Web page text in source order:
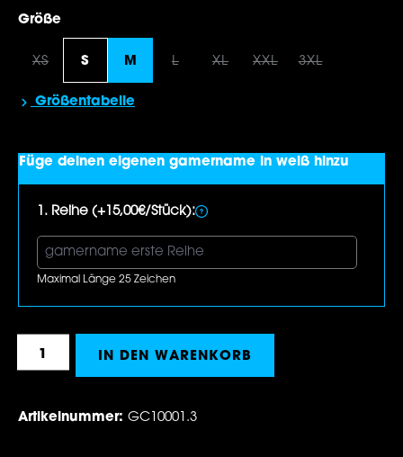
Größeauswählen
XS S M L XL XXL 3XL
Größentabelle
Füge deinen eigenen gamername in weiß hinzu
1. Reihe (+15,00€/Stück):
Maximal Länge 25 Zeichen
Produkt Anzahl: Gib den gewünschten
IN DEN WARENKORB
Artikelnummer: GC10001.3